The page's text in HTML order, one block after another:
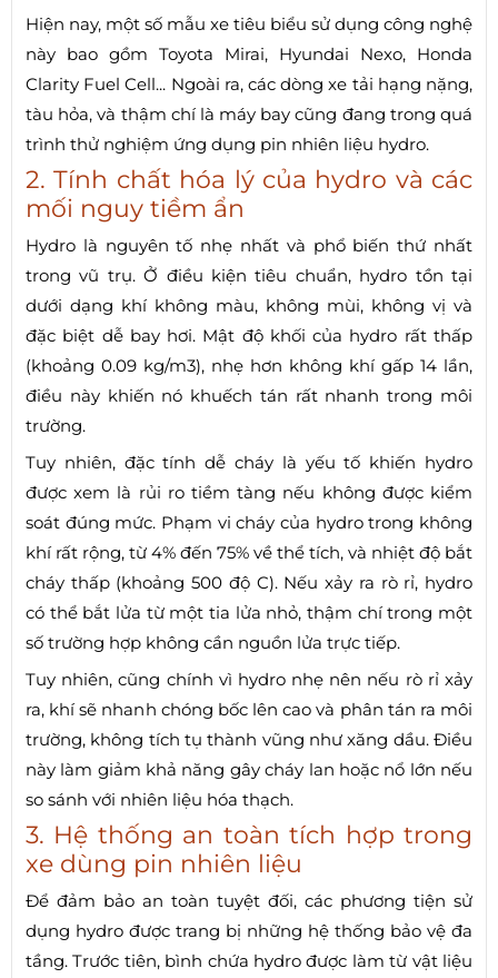
Hiện nay, một số mẫu xe tiêu biểu sử dụng công nghệ
này bao gồm Toyota Mirai, Hyundai Nexo, Honda
Clarity Fuel Cell... Ngoài ra, các dòng xe tải hạng nặng,
tàu hỏa, và thậm chí là máy bay cũng đang trong quá
trình thử nghiệm ứng dụng pin nhiên liệu hydro.
2. Tính chất hóa lý của hydro và các
mối nguy tiềm ẩn
Hydro là nguyên tố nhẹ nhất và phổ biến thứ nhất
trong vũ trụ. Ở điều kiện tiêu chuẩn, hydro tồn tại
dưới dạng khí không màu, không mùi, không vị và
đặc biệt dễ bay hơi. Mật độ khối của hydro rất thấp
(khoảng 0.09 kg/m3), nhẹ hơn không khí gấp 14 lần,
điều này khiến nó khuếch tán rất nhanh trong môi
trường.
Tuy nhiên, đặc tính dễ cháy là yếu tố khiến hydro
được xem là rủi ro tiềm tàng nếu không được kiểm
soát đúng mức. Phạm vi cháy của hydro trong không
khí rất rộng, từ 4% đến 75% về thể tích, và nhiệt độ bắt
cháy thấp (khoảng 500 độ C). Nếu xảy ra rò rỉ, hydro
có thể bắt lửa từ một tia lửa nhỏ, thậm chí trong một
số trường hợp không cần nguồn lửa trực tiếp.
Tuy nhiên, cũng chính vì hydro nhẹ nên nếu rò rỉ xảy
ra, khí sẽ nhanh chóng bốc lên cao và phân tán ra môi
trường, không tích tụ thành vũng như xăng dầu. Điều
này làm giảm khả năng gây cháy lan hoặc nổ lớn nếu
so sánh với nhiên liệu hóa thạch.
3. Hệ thống an toàn tích hợp trong
xe dùng pin nhiên liệu
Để đảm bảo an toàn tuyệt đối, các phương tiện sử
dụng hydro được trang bị những hệ thống bảo vệ đa
tầng. Trước tiên, bình chứa hydro được làm từ vật liệu